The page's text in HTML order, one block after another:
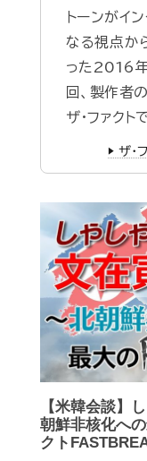
トーンがイ
なる視点か
った2016年
回、製作者
ザ・ファクト
▶️ ザ・
【米韓会談】
朝鮮非核化へ
クト